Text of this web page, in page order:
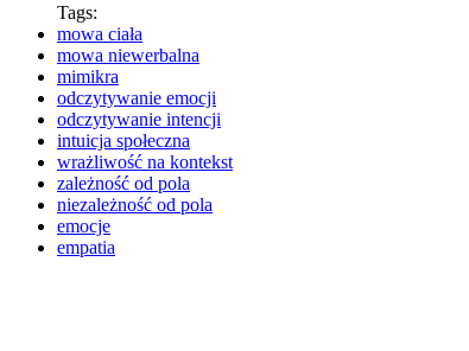
Tags:
mowa ciała
mowa niewerbalna
mimikra
odczytywanie emocji
odczytywanie intencji
intuicja społeczna
wrażliwość na kontekst
zależność od pola
niezależność od pola
emocje
empatia